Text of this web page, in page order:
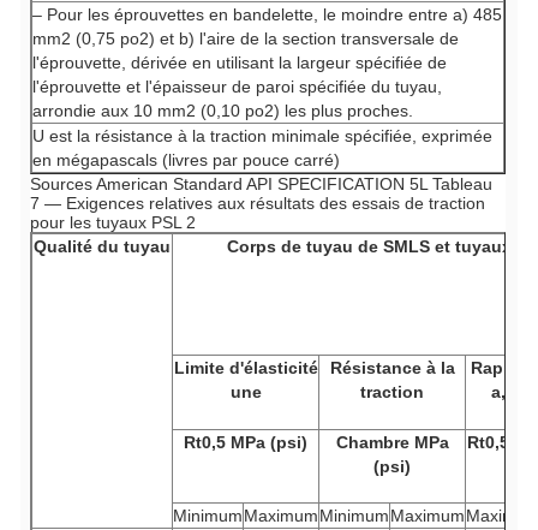
– Pour les éprouvettes en bandelette, le moindre entre a) 485
mm2 (0,75 po2) et b) l'aire de la section transversale de
l'éprouvette, dérivée en utilisant la largeur spécifiée de
l'éprouvette et l'épaisseur de paroi spécifiée du tuyau,
arrondie aux 10 mm2 (0,10 po2) les plus proches.
U est la résistance à la traction minimale spécifiée, exprimée
en mégapascals (livres par pouce carré)
Sources American Standard API SPECIFICATION 5L Tableau
7 — Exigences relatives aux résultats des essais de traction
pour les tuyaux PSL 2
Qualité du tuyau
Corps de tuyau de SMLS et tuyaux
Limite d'élasticité
une
Résistance à la
traction
Rapport
a,c
Rt0,5 MPa (psi) Chambre MPa
(psi)
Rt0,5/
MinimumMaximumMinimumMaximum